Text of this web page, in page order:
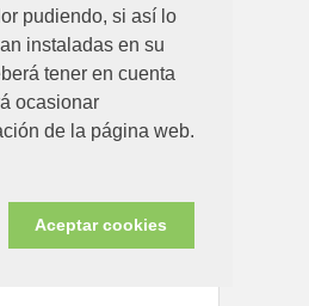
pudiendo, si así lo
instaladas en su
tener en cuenta
ocasionar
de la página web.
Aceptar cookies